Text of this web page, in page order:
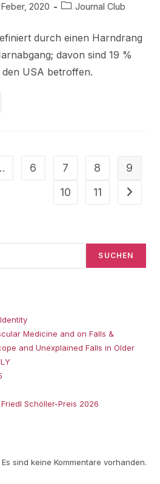
Feber, 2020 Journal Club
durch einen Harndrang
davon sind 19 %
USA betroffen.
6 7 8
9
10
11
SUCHEN
Medicine and on Falls &
and Unexplained Falls in Older
Schöller-Preis 2026
Es sind keine Kommentare vorhanden.